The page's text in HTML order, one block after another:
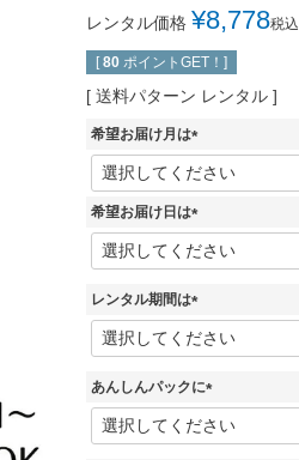
レンタル価格 ¥8,778税込
[ 80 ポイントGET！]
送料パターン レンタル
希望お届け月は
(
必
希望お届け日は
(
必
)
レンタル期間は
(
必
)
あんしんパックに
(
必